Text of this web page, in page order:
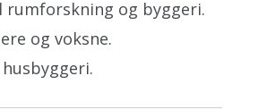
rumforskning og byggeri.
og voksne.